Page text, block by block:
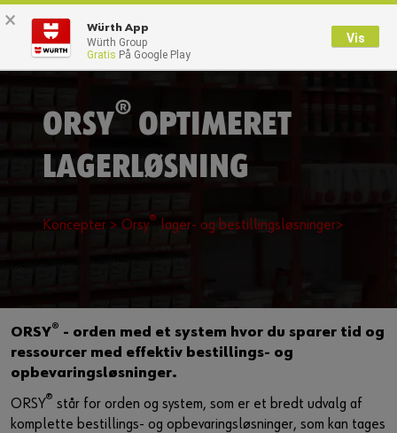
Brugernavn
Adgangskode
Husk login data
Guide til selvvalgt brugernavn
ORSY® OPTIMERET
LAGERLØSNING
Koncepter > Orsy® lager- og bestillingsløsninger>
ORSY® - orden med et system hvor du sparer tid og
ressourcer med effektiv bestillings- og
opbevaringsløsninger.
ORSY® står for orden og system, som er et bredt udvalg af
komplette bestillings- og opbevaringsløsninger, som kan tages
× Würth App
Würth Group
Gratis På Google Play
Vis